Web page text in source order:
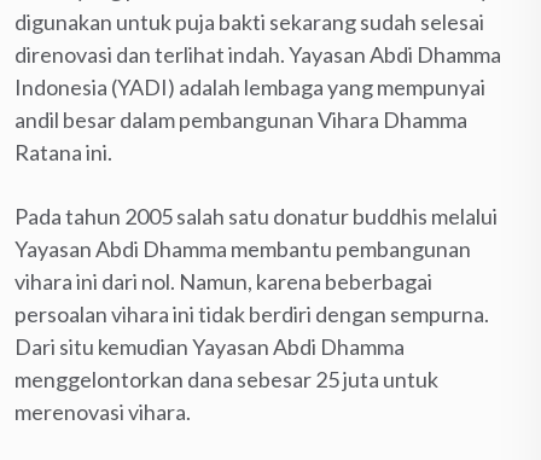
digunakan untuk puja bakti sekarang sudah selesai
direnovasi dan terlihat indah. Yayasan Abdi Dhamma
Indonesia (YADI) adalah lembaga yang mempunyai
andil besar dalam pembangunan Vihara Dhamma
Ratana ini.
Pada tahun 2005 salah satu donatur buddhis melalui
Yayasan Abdi Dhamma membantu pembangunan
vihara ini dari nol. Namun, karena beberbagai
persoalan vihara ini tidak berdiri dengan sempurna.
Dari situ kemudian Yayasan Abdi Dhamma
menggelontorkan dana sebesar 25 juta untuk
merenovasi vihara.